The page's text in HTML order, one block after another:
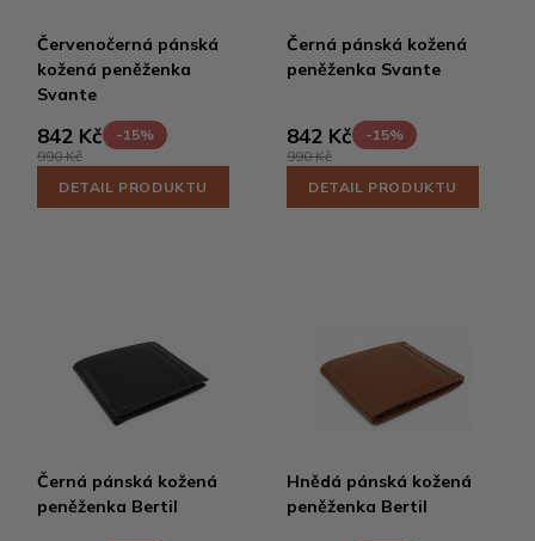
Červenočerná pánská
kožená peněženka
Svante
842 Kč
-15%
990 Kč
DETAIL PRODUKTU
Černá pánská kožená
peněženka Svante
842 Kč
-15%
990 Kč
DETAIL PRODUKTU
Černá pánská kožená
peněženka Bertil
Hnědá pánská kožená
peněženka Bertil